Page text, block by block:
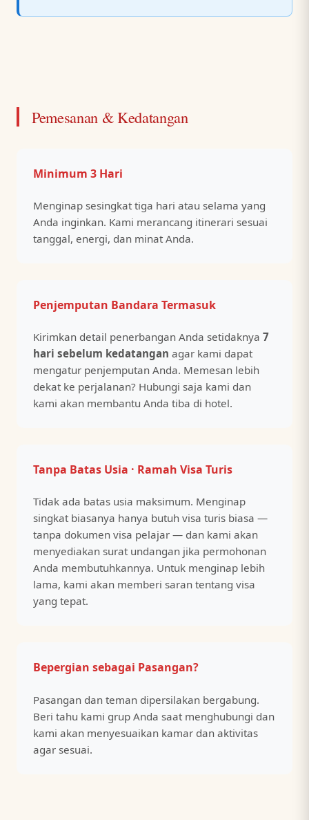
Pemesanan & Kedatangan
Minimum 3 Hari
Menginap sesingkat tiga hari atau selama yang
Anda inginkan. Kami merancang itinerari sesuai
tanggal, energi, dan minat Anda.
Penjemputan Bandara Termasuk
Kirimkan detail penerbangan Anda setidaknya 7
hari sebelum kedatangan agar kami dapat
mengatur penjemputan Anda. Memesan lebih
dekat ke perjalanan? Hubungi saja kami dan
kami akan membantu Anda tiba di hotel.
Tanpa Batas Usia · Ramah Visa Turis
Tidak ada batas usia maksimum. Menginap
singkat biasanya hanya butuh visa turis biasa —
tanpa dokumen visa pelajar — dan kami akan
menyediakan surat undangan jika permohonan
Anda membutuhkannya. Untuk menginap lebih
lama, kami akan memberi saran tentang visa
yang tepat.
Bepergian sebagai Pasangan?
Pasangan dan teman dipersilakan bergabung.
Beri tahu kami grup Anda saat menghubungi dan
kami akan menyesuaikan kamar dan aktivitas
agar sesuai.